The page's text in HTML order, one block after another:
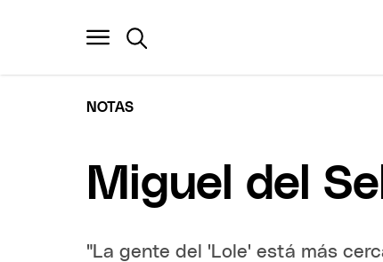
NOTAS
Miguel del
"La gente del 'Lole' está más